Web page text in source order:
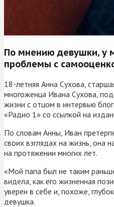
По мнению девушки, у
проблемы с
18-летняя Анна Сухова,
многоженца Ивана Сухова,
жизни с отцом в интервью
«Радио 1» со ссылкой на
По словам Анны, Иван
своих взглядах на жизнь, она
на протяжении многих лет.
«Мой папа был не таким
видела, как его жизненная
уверен в себе и, похоже,
девушка.